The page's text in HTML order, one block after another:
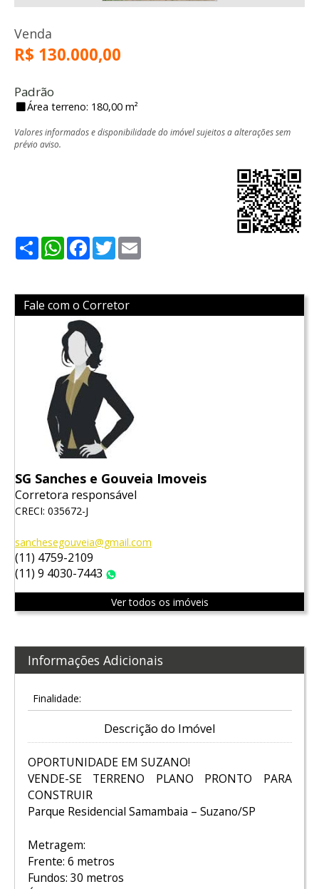
Venda
R$ 130.000,00
Padrão
Área terreno: 180,00 m²
Valores informados e disponibilidade do imóvel sujeitos a alterações sem
prévio aviso.
ShareWhatsApp
Facebook
Twitter
Fale com o Corretor
SG Sanches e Gouveia Imoveis
Corretora responsável
CRECI: 035672-J
sanchesegouveia@gmail.com
(11) 4759-2109
(11) 9 4030-7443
Ver todos os imóveis
Informações Adicionais
Finalidade:
Descrição do Imóvel
OPORTUNIDADE EM SUZANO!
VENDE-SE TERRENO PLANO PRONTO PARA
CONSTRUIR
Parque Residencial Samambaia – Suzano/SP
Metragem:
Frente: 6 metros
Fundos: 30 metros